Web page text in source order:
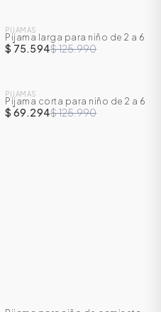
-40 %
PIJAMAS
Pijama larga para niño de 2 a 6
años
$ 75.594$ 125.990
-45 %
PIJAMAS
Pijama corta para niño de 2 a 6
años
$ 69.294$ 125.990